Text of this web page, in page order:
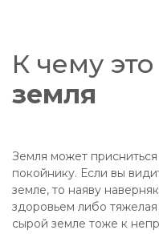
К чему это
земля
Земля может
покойнику. Если вы
земле, то наяву
здоровьем либо
сырой земле тоже к